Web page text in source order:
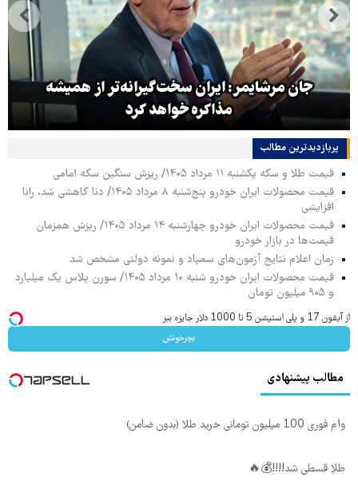
جان مرشایمر: ایران سخت‌گیرانه‌تر از همیشه
مذاکره خواهد کرد
پربازدیدترین‌ مطالب
قیمت طلا و سکه یکشنبه ۱۱ مرداد ۱۴۰۵/ ریزش سنگین سکه امامی
قیمت محصولات ایران خودرو پنج‌شنبه ۸ مرداد ۱۴۰۵/ دنا کاهشی شد، رانا
افزایشی
قیمت محصولات ایران خودرو چهارشنبه ۱۴ مرداد ۱۴۰۵/ ریزش همزمان
قیمت‌ها در بازار خودرو
زمان اعلام نتایج آزمون‌های سمپاد و نمونه دولتی مشخص شد
قیمت محصولات ایران خودرو شنبه ۱۰ مرداد ۱۴۰۵/ سورن پلاس یک میلیارد
و ۹۰۵ میلیون تومان
از آیفون 17 و پلی استیشن 5 تا 1000 دلار جایزه ببر
بچرخونش
مطالب پیشنهادی
وام فوری 100 میلیون تومانی خرید طلا (بدون ضامن)
طلا قسطی شد!!!!💰🔥